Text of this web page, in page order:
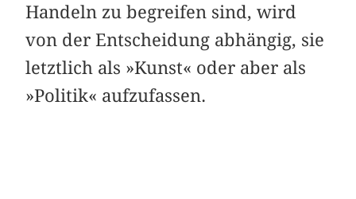
Handeln zu begreifen sind, wird
von der Entscheidung abhängig, sie
letztlich als »Kunst« oder aber als
»Politik« aufzufassen.